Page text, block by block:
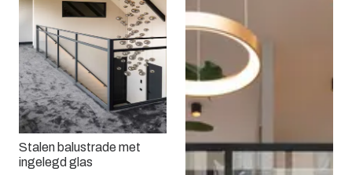
Stalen balustrade met
ingelegd glas